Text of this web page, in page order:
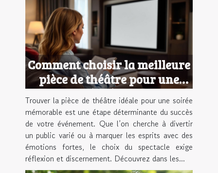
Comment choisir la meilleure
pièce de théâtre pour une
soirée réussie ?
Trouver la pièce de théâtre idéale pour une soirée
mémorable est une étape déterminante du succès
de votre événement. Que l’on cherche à divertir
un public varié ou à marquer les esprits avec des
émotions fortes, le choix du spectacle exige
réflexion et discernement. Découvrez dans les...